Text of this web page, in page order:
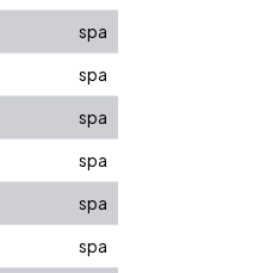
spa
spa
spa
spa
spa
spa